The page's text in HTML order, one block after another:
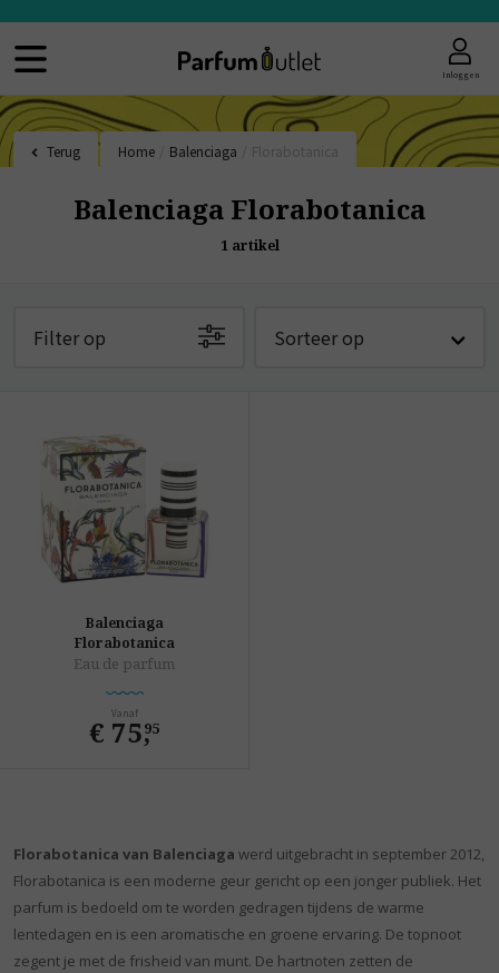
Inloggen
Terug Home Balenciaga
Balenciaga Florabotanica
1 artikel
Filter op Sorteer op
Balenciaga
Florabotanica
Eau de parfum
Vanaf
€ 75,
95
Florabotanica van Balenciaga werd uitgebracht in september 2012,
Florabotanica is een moderne geur gericht op een jonger publiek. Het
parfum is bedoeld om te worden gedragen tijdens de warme
lentedagen en is een aromatische en groene ervaring. De topnoot
zegent je met de frisheid van munt. De hartnoten zetten de